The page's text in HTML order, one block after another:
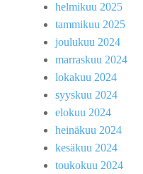
helmikuu 2025
tammikuu 2025
joulukuu 2024
marraskuu 2024
lokakuu 2024
syyskuu 2024
elokuu 2024
heinäkuu 2024
kesäkuu 2024
toukokuu 2024